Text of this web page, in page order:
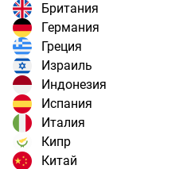
Британия
Германия
Греция
Израиль
Индонезия
Испания
Италия
Кипр
Китай